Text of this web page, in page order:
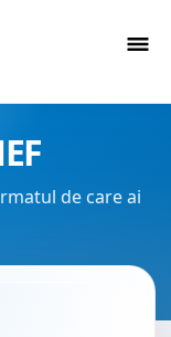
de care ai